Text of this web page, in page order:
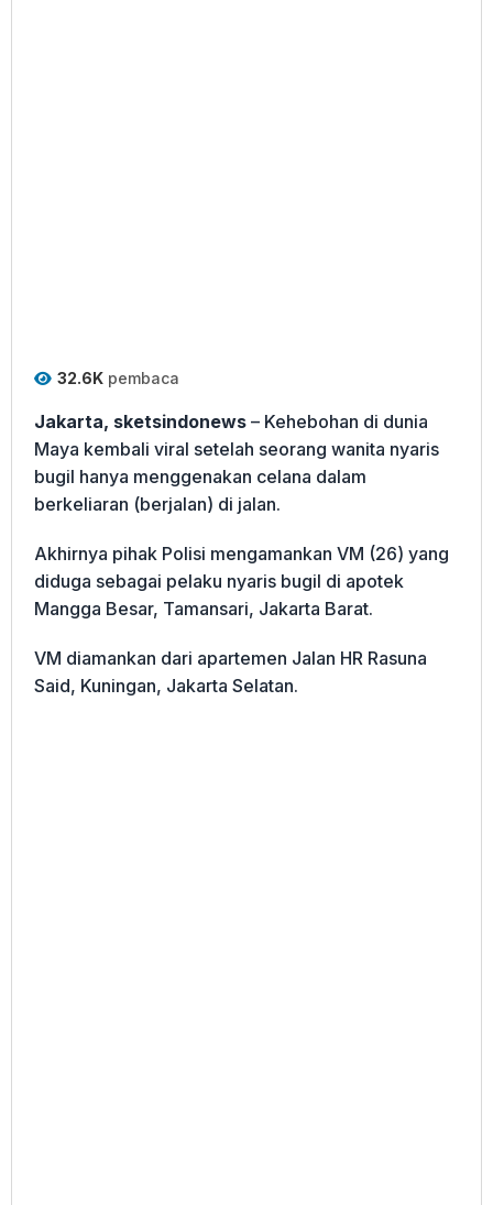
32.6K pembaca
Jakarta, sketsindonews – Kehebohan di dunia
Maya kembali viral setelah seorang wanita nyaris
bugil hanya menggenakan celana dalam
berkeliaran (berjalan) di jalan.
Akhirnya pihak Polisi mengamankan VM (26) yang
diduga sebagai pelaku nyaris bugil di apotek
Mangga Besar, Tamansari, Jakarta Barat.
VM diamankan dari apartemen Jalan HR Rasuna
Said, Kuningan, Jakarta Selatan.